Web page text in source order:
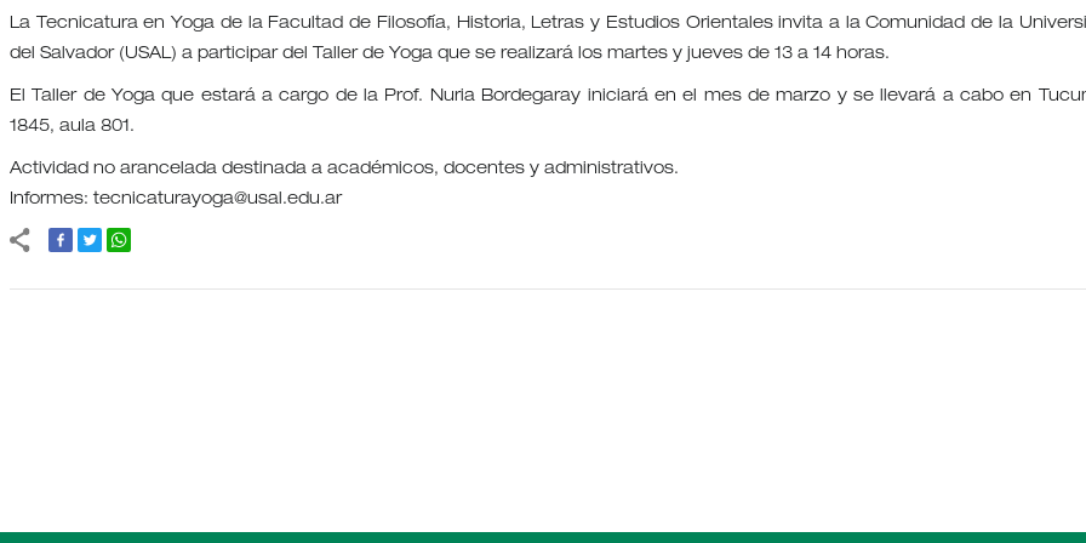
La Tecnicatura en Yoga de la Facultad de Filosofía, Historia, Letras y Estudios Orientales invita a la Comunidad de la
del Salvador (USAL) a participar del Taller de Yoga que se realizará los martes y jueves de 13 a 14 horas.
El Taller de Yoga que estará a cargo de la Prof. Nuria Bordegaray iniciará en el mes de marzo y se llevará a cabo en
1845, aula 801.
Actividad no arancelada destinada a académicos, docentes y administrativos.
Informes: tecnicaturayoga@usal.edu.ar